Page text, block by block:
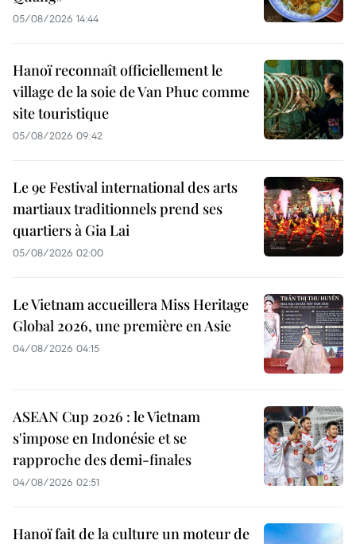
05/08/2026 14:44
Hanoï reconnaît officiellement le
village de la soie de Van Phuc comme
site touristique
05/08/2026 09:42
Le 9e Festival international des arts
martiaux traditionnels prend ses
quartiers à Gia Lai
05/08/2026 02:00
Le Vietnam accueillera Miss Heritage
Global 2026, une première en Asie
04/08/2026 04:15
ASEAN Cup 2026 : le Vietnam
s'impose en Indonésie et se
rapproche des demi-finales
04/08/2026 02:51
Hanoï fait de la culture un moteur de